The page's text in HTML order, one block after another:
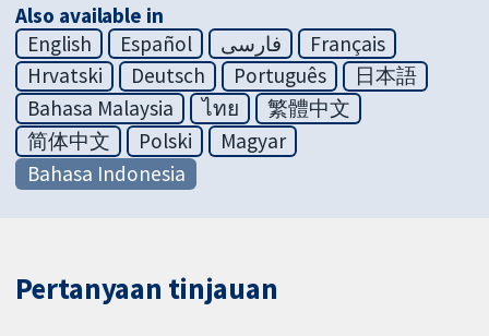
Also available in
English
Español فارسی
Français
Hrvatski
Deutsch Português
日本語
Bahasa Malaysia
ไทย
繁體中文
简体中文
Polski
Magyar
Bahasa Indonesia
Pertanyaan tinjauan